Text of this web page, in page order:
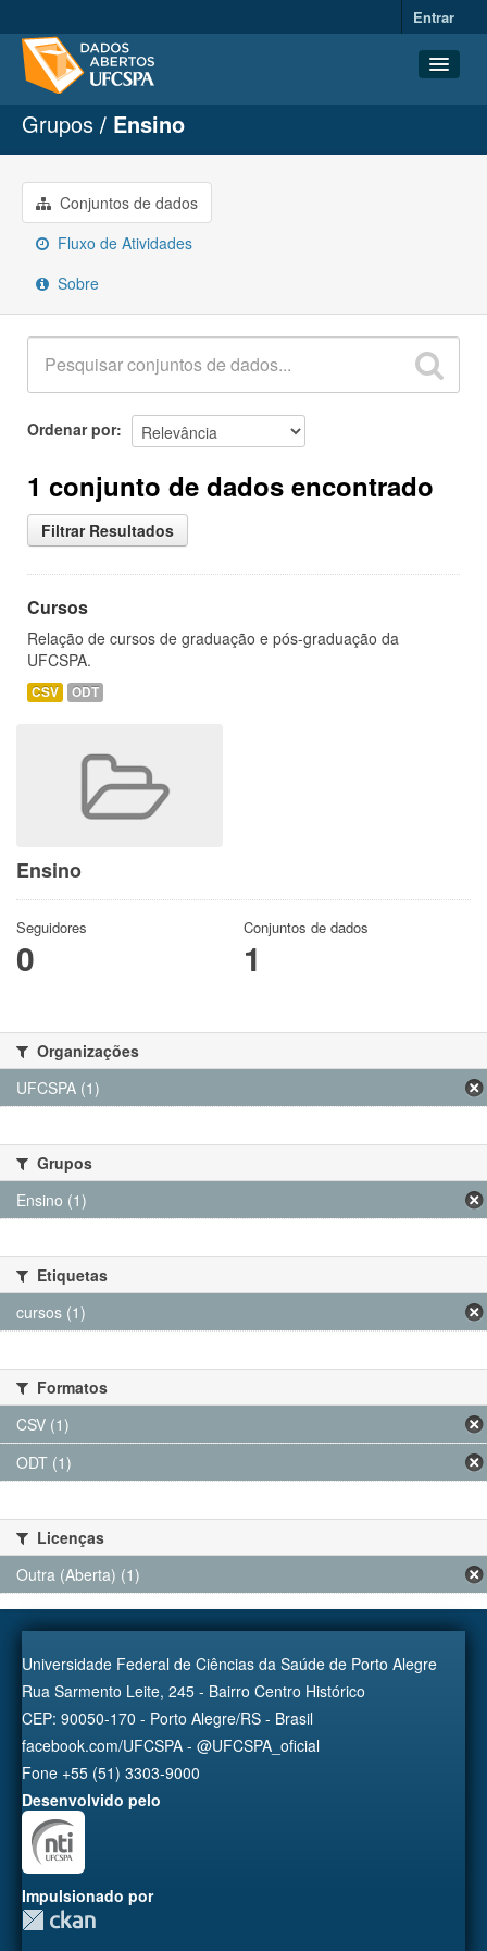
Entrar
Conjuntos de dados
Organizações
Grupos
Sobre
Grupos Ensino
Conjuntos de dados
Fluxo de Atividades
Sobre
Ordenar por
1 conjunto de dados encontrado
Filtrar Resultados
Cursos
Relação de cursos de graduação e pós-graduação da
UFCSPA.
CSV ODT
Ensino
Seguidores
0
Conjuntos de dados
1
Organizações
UFCSPA (1)
Grupos
Ensino (1)
Etiquetas
cursos (1)
Formatos
CSV (1)
ODT (1)
Licenças
Outra (Aberta) (1)
Universidade Federal de Ciências da Saúde de Porto Alegre
Rua Sarmento Leite, 245 - Bairro Centro Histórico
CEP: 90050-170 - Porto Alegre/RS - Brasil
facebook.com/UFCSPA - @UFCSPA_oficial
Fone +55 (51) 3303-9000
Desenvolvido pelo
Impulsionado por